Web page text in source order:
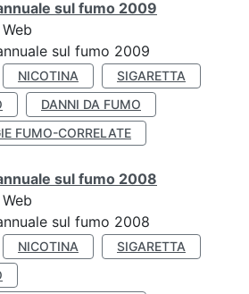
sul fumo 2009
sul fumo 2009
NICOTINA
SIGARETTA
DANNI DA FUMO
FUMO-CORRELATE
sul fumo 2008
sul fumo 2008
NICOTINA
SIGARETTA